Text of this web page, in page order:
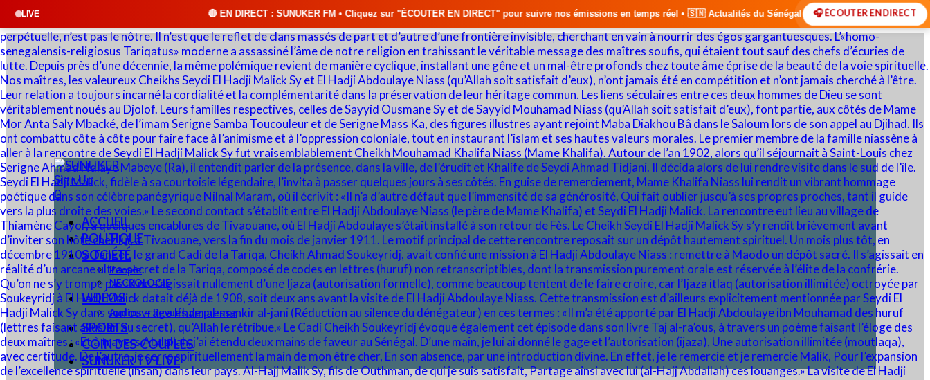
LIVE 🔴 EN DIRECT : SUNUKER FM • Cliquez sur "ÉCOUTER EN DIRECT" pour suivre nos émissions en temps réel • 🇸🇳 Actualités du Sénégal • 🌍 Actualités Internationales • 🎙️ Débats •
🎧 ÉCOUTER EN DIRECT
Sign Up
0
ACCUEIL
POLITIQUE
SOCIÉTÉ
People
NECROLOGIE
VIDÉOS
Audios – Revues de presse
SPORTS
COIN DES COUPLES
SUNUKER TV LIVE